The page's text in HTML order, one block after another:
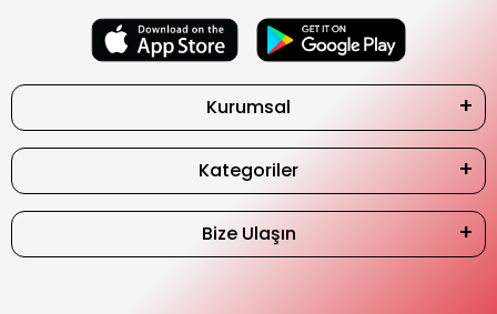
Kurumsal
Kategoriler
Bize Ulaşın